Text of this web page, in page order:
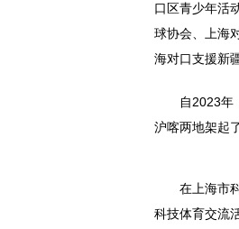
口区青少年活
球协会、上海
海对口支援新
自2023年
沪喀两地架起
在上海市
科技体育交流